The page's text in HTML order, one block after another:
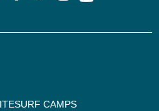
CAMPS